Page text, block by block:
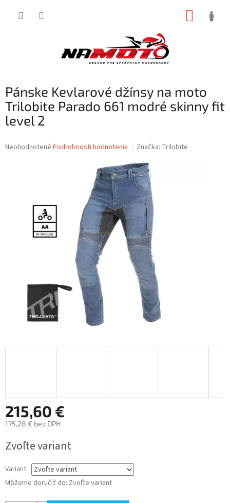
Pánske Kevlarové džínsy na moto
Trilobite Parado 661 modré skinny fit
level 2
Priemerné
hviezdičiek.
Neohodnotené Podrobnosti hodnotenia Značka: Trilobite
215,60 €
175,28 € bez DPH
cena:
Zvoľte variant
Variant
Môžeme doručiť do: Zvoľte variant